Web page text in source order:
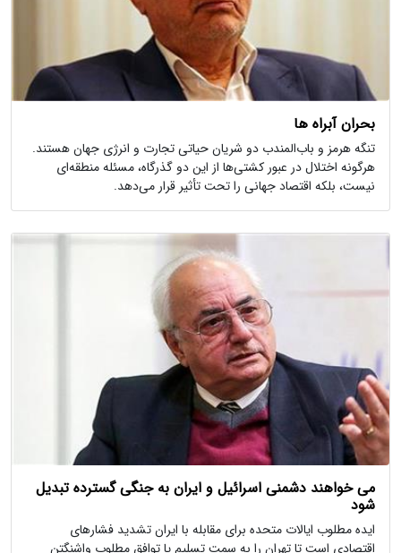
بحران آبراه ها
تنگه هرمز و باب‌المندب دو شریان حیاتی تجارت و انرژی جهان هستند.
هرگونه اختلال در عبور کشتی‌ها از این دو گذرگاه، مسئله منطقه‌ای
نیست، بلکه اقتصاد جهانی را تحت تأثیر قرار می‌دهد.
می خواهند دشمنی اسرائیل و ایران به جنگی گسترده تبدیل
شود
ایده مطلوب ایالات متحده برای مقابله با ایران تشدید فشارهای
اقتصادی است تا تهران را به سمت تسلیم یا توافق مطلوب واشنگتن